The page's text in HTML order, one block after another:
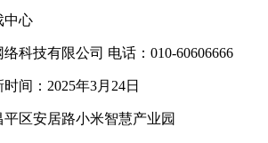
中心
科技有限公司 电话：010-60606666
间：2025年3月24日
区安居路小米智慧产业园